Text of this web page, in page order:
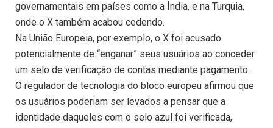
governamentais em países como a Índia, e na Turquia,
onde o X também acabou cedendo.
Na União Europeia, por exemplo, o X foi acusado
potencialmente de “enganar” seus usuários ao conceder
um selo de verificação de contas mediante pagamento.
O regulador de tecnologia do bloco europeu afirmou que
os usuários poderiam ser levados a pensar que a
identidade daqueles com o selo azul foi verificada,